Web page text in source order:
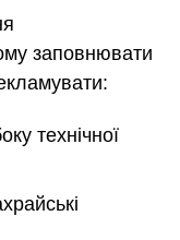
заповнювати
технічної